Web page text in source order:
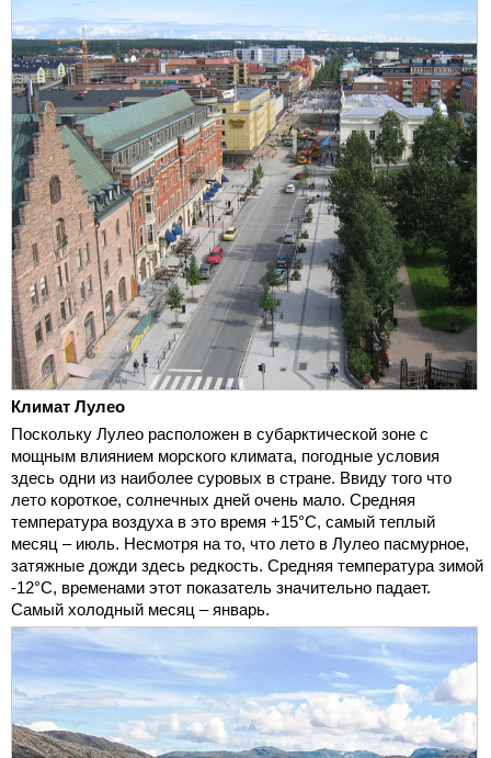
Климат Лулео
Поскольку Лулео расположен в субарктической зоне с
мощным влиянием морского климата, погодные условия
здесь одни из наиболее суровых в стране. Ввиду того что
лето короткое, солнечных дней очень мало. Средняя
температура воздуха в это время +15°С, самый теплый
месяц – июль. Несмотря на то, что лето в Лулео пасмурное,
затяжные дожди здесь редкость. Средняя температура зимой
-12°С, временами этот показатель значительно падает.
Самый холодный месяц – январь.